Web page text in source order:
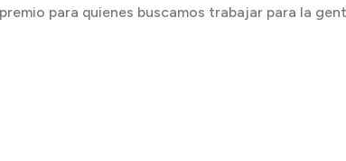
para quienes buscamos trabajar para la